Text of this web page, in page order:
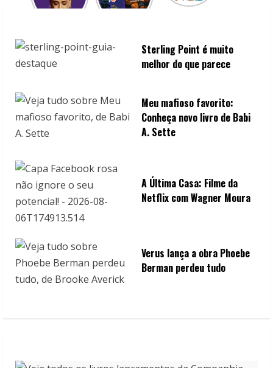
Sterling Point é muito
melhor do que parece
Meu mafioso favorito:
Conheça novo livro de Babi
A. Sette
A Última Casa: Filme da
Netflix com Wagner Moura
Verus lança a obra Phoebe
Berman perdeu tudo